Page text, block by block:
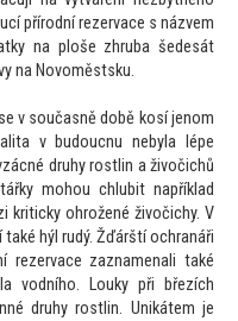
přírodní rezervace s názvem
na ploše zhruba šedesát
na Novoměstsku.
v současně době kosí jenom
v budoucnu nebyla lépe
druhy rostlin a živočichů
mohou chlubit například
kriticky ohrožené živočichy. V
hýl rudý. Žďárští ochranáři
rezervace zaznamenali také
vodního. Louky při březích
druhy rostlin. Unikátem je